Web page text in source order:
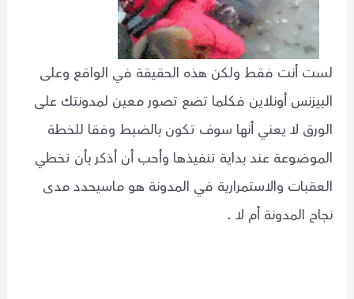
لست أنت فقط ولكن هذه الحقيقة في الواقع وعلى
البيزنس أونلاين فكلما تضع تصور معين لمدونتك على
الورق لا يعني أنها سوف تكون بالضبط وفقا للخطة
الموضوعة عند بداية تنفيذها وأحب أن أذكر بأن تخطي
العقبات والاستمرارية في المدونة هو ماسيحدد مدى
نجاح المدونة أم لا .